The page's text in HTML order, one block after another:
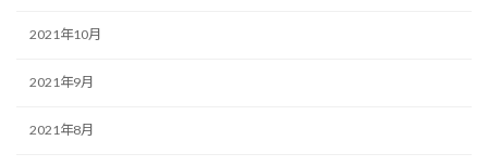
2021年10月
2021年9月
2021年8月